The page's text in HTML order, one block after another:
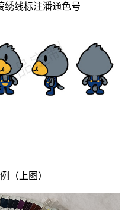
绣线标注潘通色号
（上图）